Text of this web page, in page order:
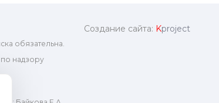
обязательна.
надзору
Создание сайта: Kproject